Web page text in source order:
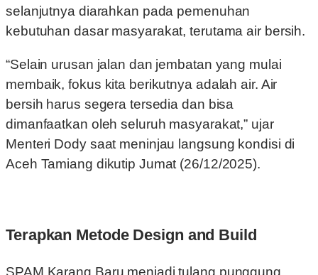
selanjutnya diarahkan pada pemenuhan
kebutuhan dasar masyarakat, terutama air bersih.
“Selain urusan jalan dan jembatan yang mulai
membaik, fokus kita berikutnya adalah air. Air
bersih harus segera tersedia dan bisa
dimanfaatkan oleh seluruh masyarakat,” ujar
Menteri Dody saat meninjau langsung kondisi di
Aceh Tamiang dikutip Jumat (26/12/2025).
Terapkan Metode Design and Build
SPAM Karang Baru menjadi tulang punggung